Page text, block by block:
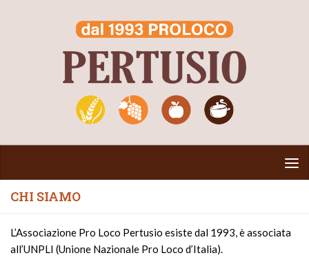
Salta al contenuto
CHI SIAMO
L’Associazione Pro Loco Pertusio esiste dal 1993, è associata
all’UNPLI (Unione Nazionale Pro Loco d’Italia).